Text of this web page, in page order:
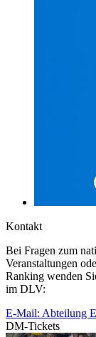
Kontakt
Bei Fragen zum
Veranstaltungen
Ranking wenden
im DLV:
E-Mail: Abteilung
DM-Tickets